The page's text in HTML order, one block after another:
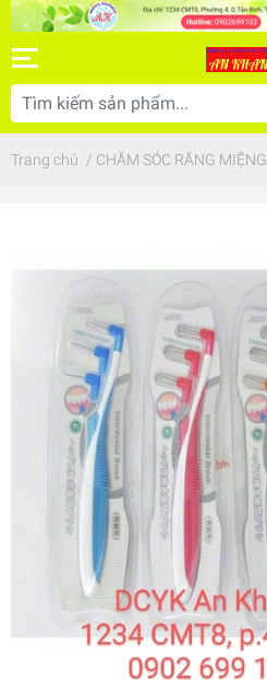
Trang chủ / CHĂM SÓC RĂNG MIỆNG